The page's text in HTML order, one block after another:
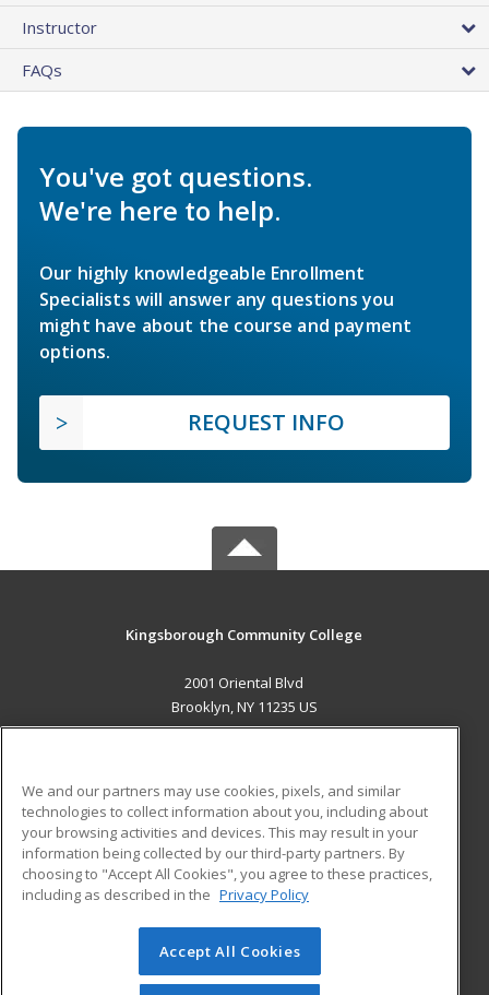
Instructor
FAQs
You've got questions.
We're here to help.
Our highly knowledgeable Enrollment
Specialists will answer any questions you
might have about the course and payment
options.
REQUEST INFO
Kingsborough Community College
2001 Oriental Blvd
Brooklyn, NY 11235 US
ADDITIONAL RESOURCES
Military
Financial Assistance
Help
Student Blog
© 2026 ed2go, a division of Cengage Learning. All rights
reserved. The material on this site cannot be reproduced or
We and our partners may use cookies, pixels, and similar
technologies to collect information about you, including about
your browsing activities and devices. This may result in your
information being collected by our third-party partners. By
choosing to "Accept All Cookies", you agree to these practices,
including as described in the Privacy Policy
Accept All Cookies